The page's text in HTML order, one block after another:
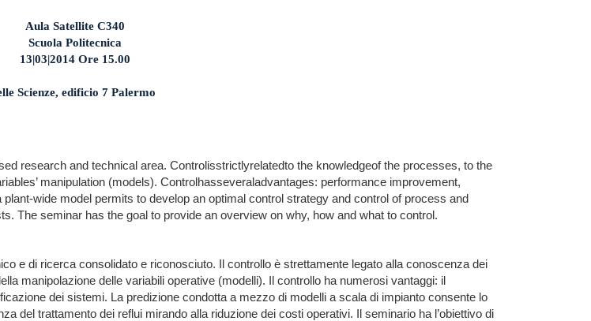
Aula Satellite C340
Scuola Politecnica
13|03|2014Ore 15.00
Scienze, edificio 7 Palermo
research and technical area. Controlisstrictlyrelatedto the knowledgeof the processes, to the
manipulation (models). Controlhasseveraladvantages: performance improvement,
wide model permits to develop an optimal control strategy and control of process and
The seminar has the goal to provide an overview on why, how and what to control.
e di ricerca consolidato e riconosciuto. Il controllo è strettamente legato alla conoscenza dei
manipolazione delle variabili operative (modelli). Il controllo ha numerosi vantaggi: il
dei sistemi. La predizione condotta a mezzo di modelli a scala di impianto consente lo
del trattamento dei reflui mirando alla riduzione dei costi operativi. Il seminario ha l’obiettivo di